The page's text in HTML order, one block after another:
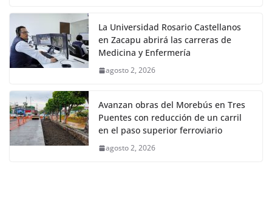
La Universidad Rosario Castellanos
en Zacapu abrirá las carreras de
Medicina y Enfermería
agosto 2, 2026
Avanzan obras del Morebús en Tres
Puentes con reducción de un carril
en el paso superior ferroviario
agosto 2, 2026